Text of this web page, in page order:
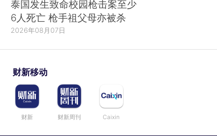
泰国发生致命校园枪击案至少
6人死亡 枪手祖父母亦被杀
2026年08月07日
财新移动
财新 财新周刊 Caixin